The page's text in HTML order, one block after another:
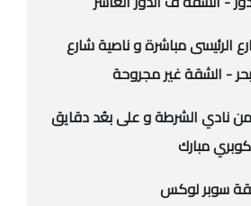
الرئيسى مباشرة و ناصية شارع
- الشقة غير مجروحة
من نادي الشرطة و على بعُد دقايق
مبارك
سوبر لوكس